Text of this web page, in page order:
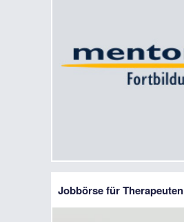
Jobbörse für Therapeuten